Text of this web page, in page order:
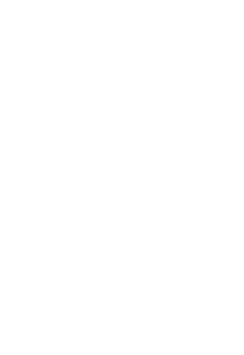
de confidentialité, en